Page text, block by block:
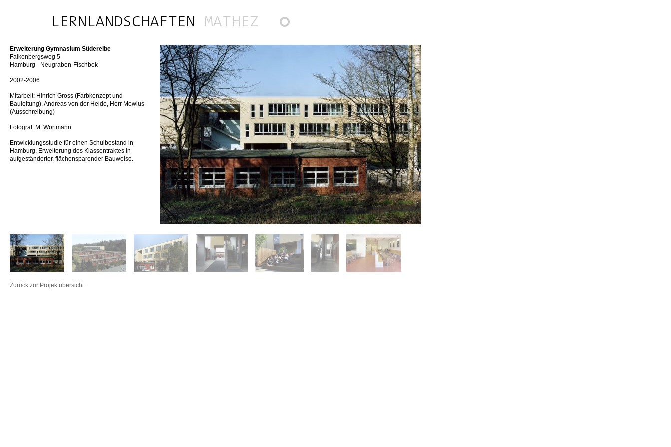
Erweiterung Gymnasium Süderelbe
Falkenbergsweg 5
Hamburg - Neugraben-Fischbek
2002-2006
Mitarbeit: Hinrich Gross (Farbkonzept und
Bauleitung), Andreas von der Heide, Herr Mewius
(Ausschreibung)
Fotograf: M. Wortmann
Entwicklungsstudie für einen Schulbestand in
Hamburg, Erweiterung des Klassentraktes in
aufgeständerter, flächensparender Bauweise.
Zurück zur Projektübersicht